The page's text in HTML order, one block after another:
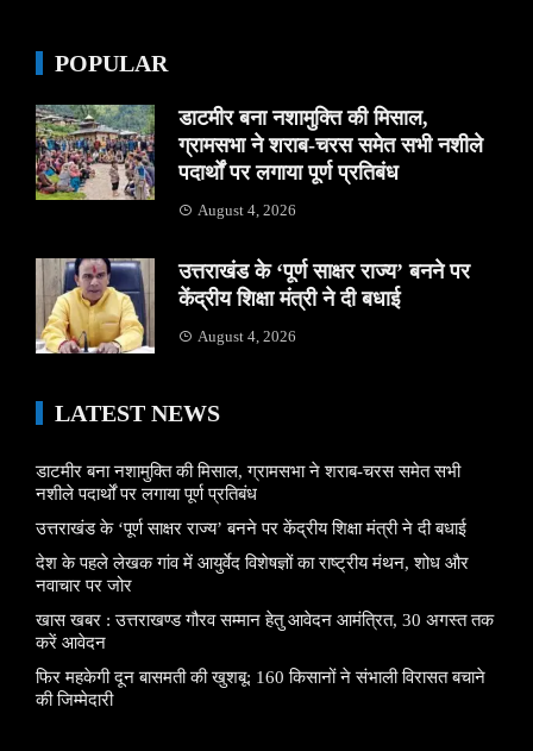
POPULAR
डाटमीर बना नशामुक्ति की मिसाल,
ग्रामसभा ने शराब-चरस समेत सभी नशीले
पदार्थों पर लगाया पूर्ण प्रतिबंध
August 4, 2026
उत्तराखंड के ‘पूर्ण साक्षर राज्य’ बनने पर
केंद्रीय शिक्षा मंत्री ने दी बधाई
August 4, 2026
LATEST NEWS
डाटमीर बना नशामुक्ति की मिसाल, ग्रामसभा ने शराब-चरस समेत सभी
नशीले पदार्थों पर लगाया पूर्ण प्रतिबंध
उत्तराखंड के ‘पूर्ण साक्षर राज्य’ बनने पर केंद्रीय शिक्षा मंत्री ने दी बधाई
देश के पहले लेखक गांव में आयुर्वेद विशेषज्ञों का राष्ट्रीय मंथन, शोध और
नवाचार पर जोर
खास खबर : उत्तराखण्ड गौरव सम्मान हेतु आवेदन आमंत्रित, 30 अगस्त तक
करें आवेदन
फिर महकेगी दून बासमती की खुशबू: 160 किसानों ने संभाली विरासत बचाने
की जिम्मेदारी